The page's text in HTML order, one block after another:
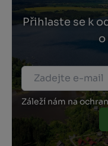
Přihlaste se k
o
Záleží nám na